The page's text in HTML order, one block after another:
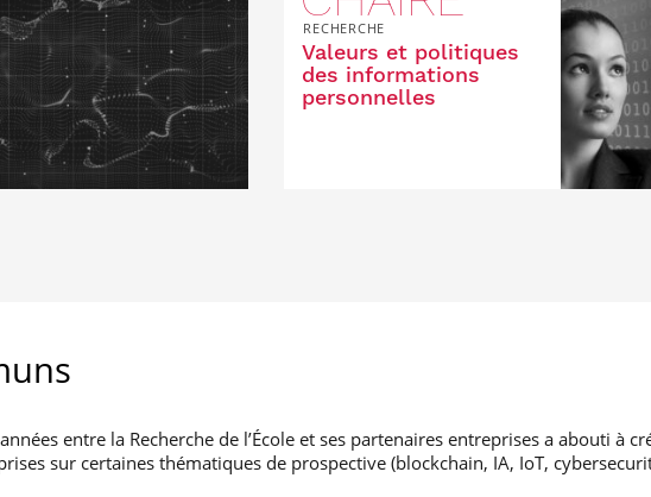
RECHERCHE
Valeurs et politiques
des informations
personnelles
entre la Recherche de l’École et ses partenaires entreprises a abouti à
sur certaines thématiques de prospective (blockchain, IA, IoT,